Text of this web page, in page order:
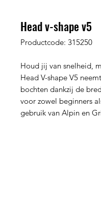
Head v-shape v5
Productcode: 315250
Houd jij van snelheid,
Head V-shape V5
bochten dankzij de
voor zowel beginners
gebruik van Alpin en